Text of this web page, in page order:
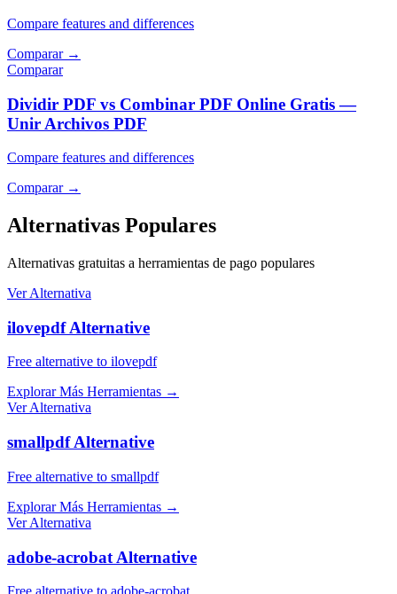
Compare features and differences
Comparar→
Comparar
Dividir PDF vs Combinar PDF Online Gratis —
Unir Archivos PDF
Compare features and differences
Comparar→
Alternativas Populares
Alternativas gratuitas a herramientas de pago populares
Ver Alternativa
ilovepdf Alternative
Free alternative to ilovepdf
Explorar Más Herramientas →
Ver Alternativa
smallpdf Alternative
Free alternative to smallpdf
Explorar Más Herramientas →
Ver Alternativa
adobe-acrobat Alternative